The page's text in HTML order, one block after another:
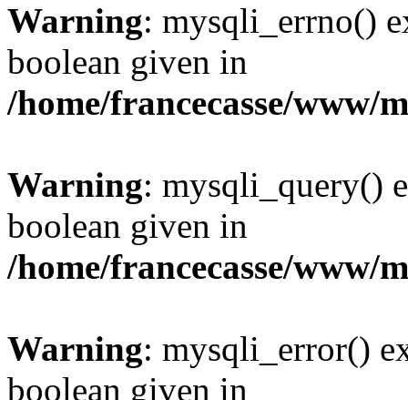
Warning: mysqli_errno()
boolean given in
/home/francecasse/www/
Warning: mysqli_query()
boolean given in
/home/francecasse/www/
Warning: mysqli_error()
boolean given in